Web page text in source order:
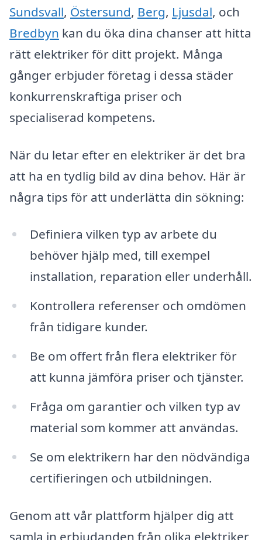
Sundsvall, Östersund, Berg, Ljusdal, och
Bredbyn kan du öka dina chanser att hitta
rätt elektriker för ditt projekt. Många
gånger erbjuder företag i dessa städer
konkurrenskraftiga priser och
specialiserad kompetens.
När du letar efter en elektriker är det bra
att ha en tydlig bild av dina behov. Här är
några tips för att underlätta din sökning:
Definiera vilken typ av arbete du
behöver hjälp med, till exempel
installation, reparation eller underhåll.
Kontrollera referenser och omdömen
från tidigare kunder.
Be om offert från flera elektriker för
att kunna jämföra priser och tjänster.
Fråga om garantier och vilken typ av
material som kommer att användas.
Se om elektrikern har den nödvändiga
certifieringen och utbildningen.
Genom att vår plattform hjälper dig att
samla in erbjudanden från olika elektriker